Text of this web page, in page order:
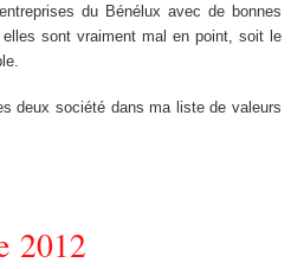
du Bénélux avec de bonnes
sont vraiment mal en point, soit le
deux société dans ma liste de valeurs
2012